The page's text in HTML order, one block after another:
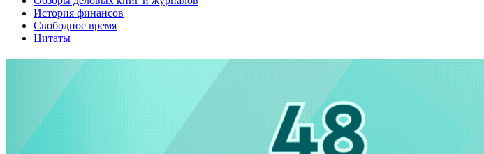
История финансов
Свободное время
Цитаты